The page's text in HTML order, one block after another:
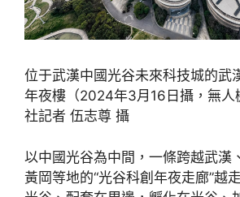
位于武漢中國光谷未來科技城的武
年夜樓（2024年3月16日攝，無人
社記者 伍志尊 攝
以中國光谷為中間，一條跨越武漢
黃岡等地的“光谷科創年夜走廊”越